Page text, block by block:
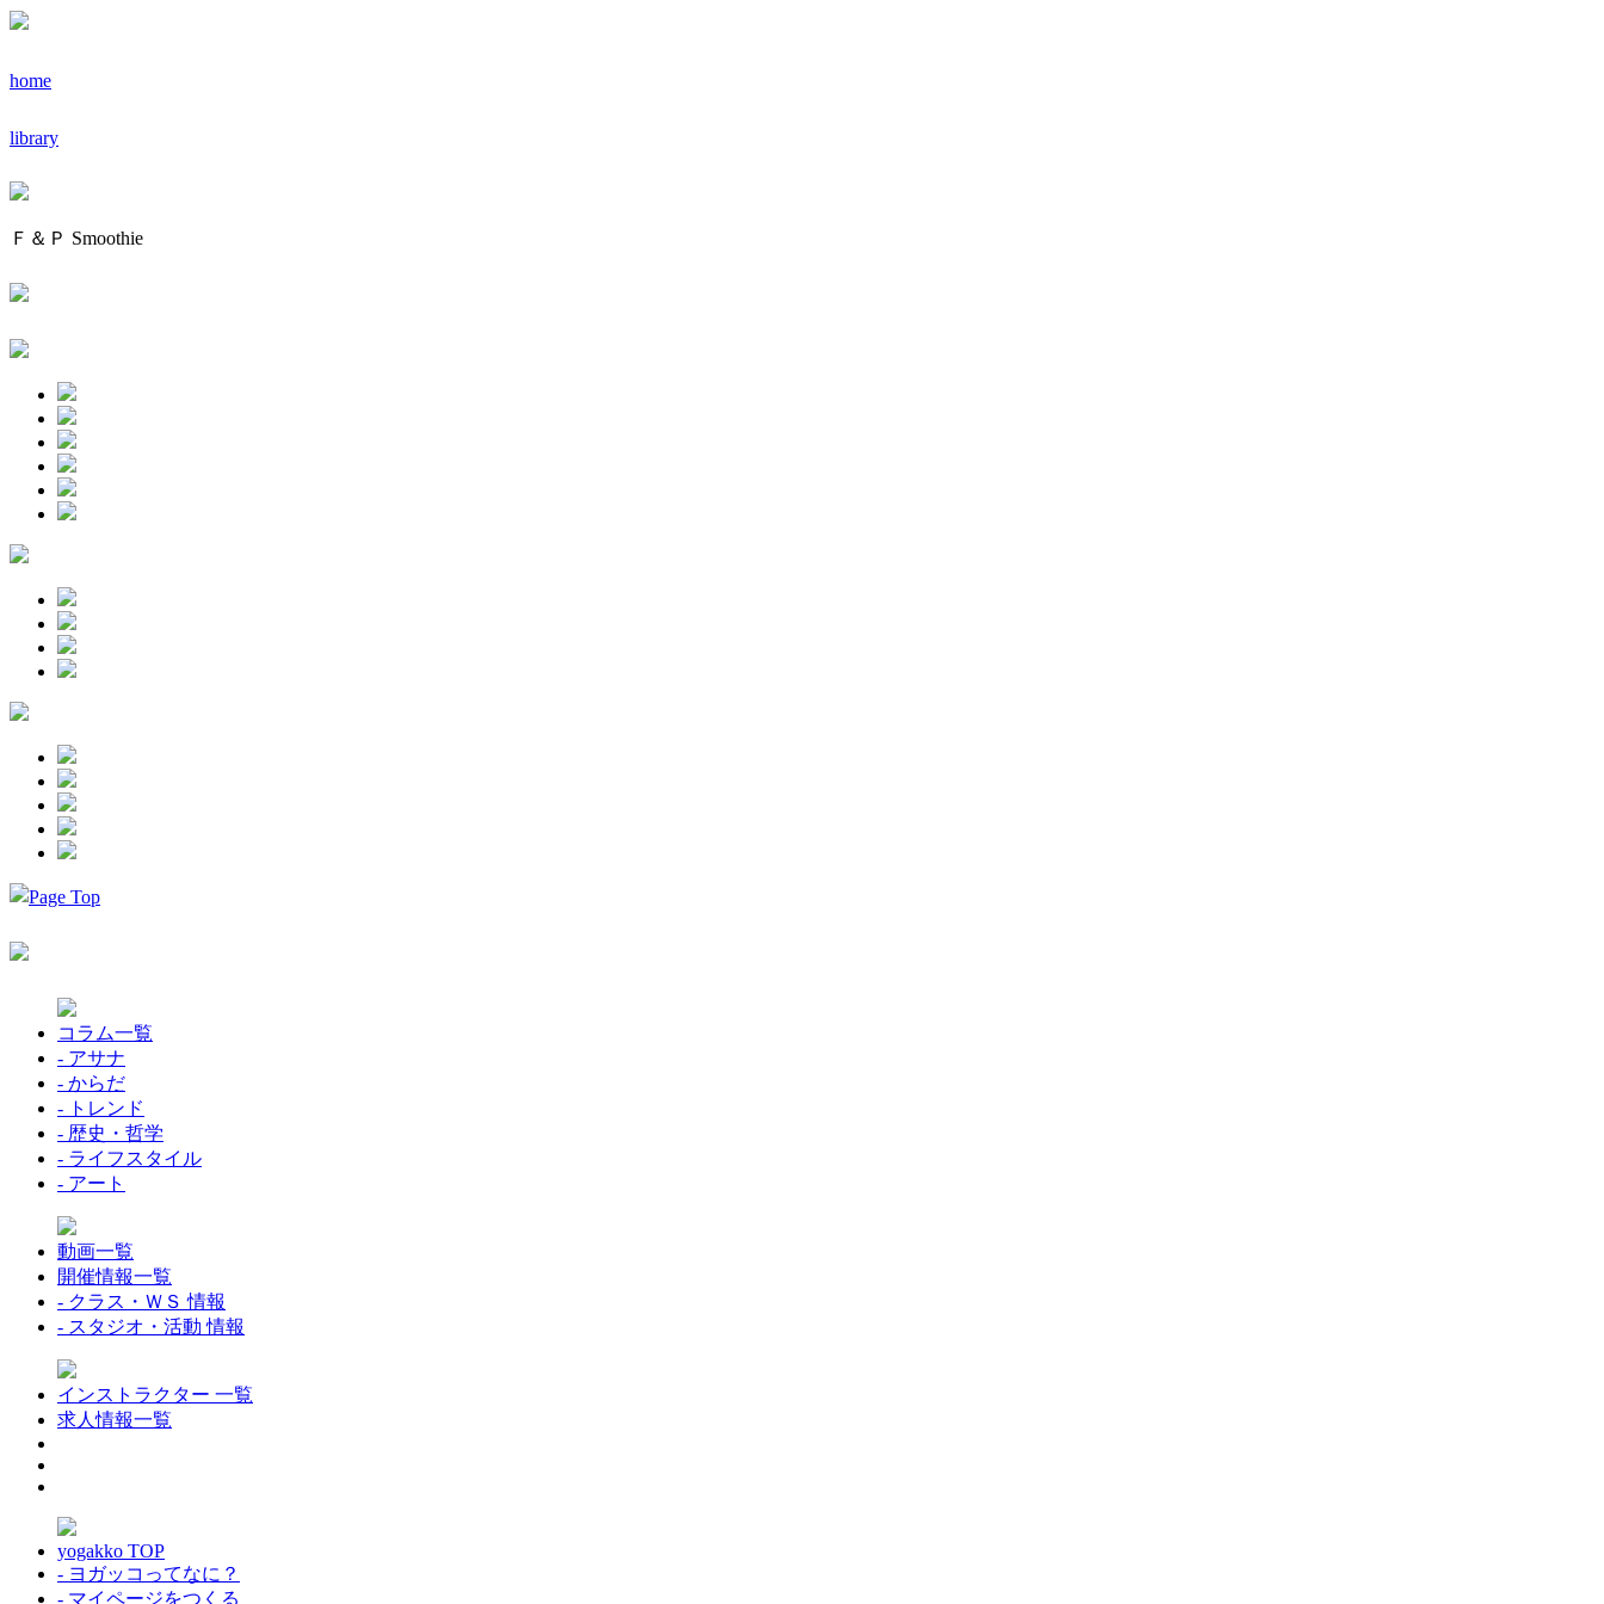
home
library
Ｆ＆Ｐ Smoothie
コラム一覧
- アサナ
- からだ
- トレンド
- 歴史・哲学
- ライフスタイル
- アート
動画一覧
開催情報一覧
- クラス・ＷＳ 情報
- スタジオ・活動 情報
インストラクター 一覧
求人情報一覧
yogakko TOP
- ヨガッコってなに？
- マイページをつくる